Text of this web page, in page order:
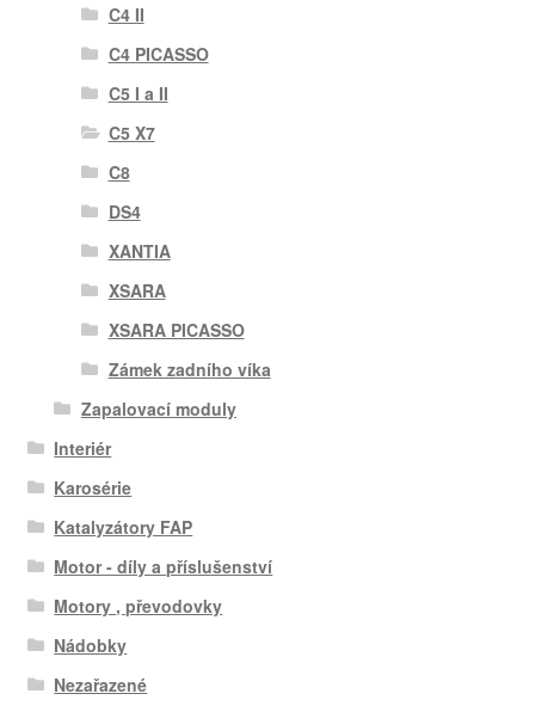
C4 II
C4 PICASSO
C5 I a II
C5 X7
C8
DS4
XANTIA
XSARA
XSARA PICASSO
Zámek zadního víka
Zapalovací moduly
Interiér
Karosérie
Katalyzátory FAP
Motor - díly a příslušenství
Motory , převodovky
Nádobky
Nezařazené